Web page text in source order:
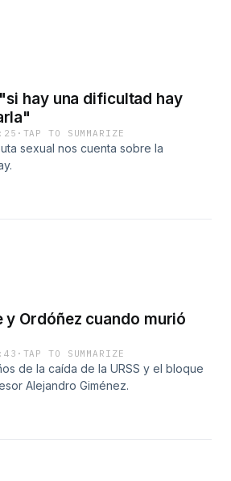
hay una dificultad hay
· TAP TO SUMMARIZE
sexual nos cuenta sobre la
y Ordóñez cuando murió
· TAP TO SUMMARIZE
de la caída de la URSS y el bloque
Alejandro Giménez.